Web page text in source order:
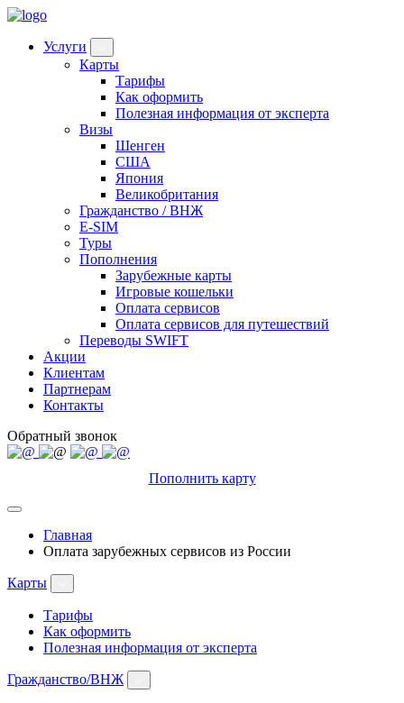
Услуги
Карты
Тарифы
Как оформить
Полезная информация от эксперта
Визы
Шенген
США
Япония
Великобритания
Гражданство / ВНЖ
E-SIM
Туры
Пополнения
Зарубежные карты
Игровые кошельки
Оплата сервисов
Оплата сервисов для путешествий
Переводы SWIFT
Акции
Клиентам
Партнерам
Контакты
Обратный звонок
Пополнить карту
Главная
Оплата зарубежных сервисов из России
Карты
Тарифы
Как оформить
Полезная информация от эксперта
Гражданство/ВНЖ